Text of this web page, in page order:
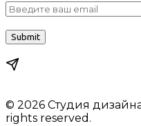
© 2026 Студия
rights reserved.